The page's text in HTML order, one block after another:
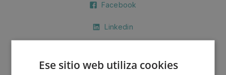
Facebook
Linkedin
Ese sitio web utiliza cookies